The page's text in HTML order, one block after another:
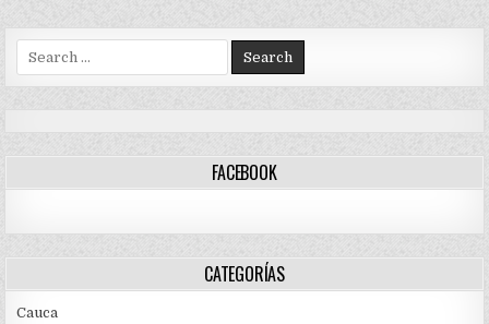
Search
for:
FACEBOOK
CATEGORÍAS
Cauca